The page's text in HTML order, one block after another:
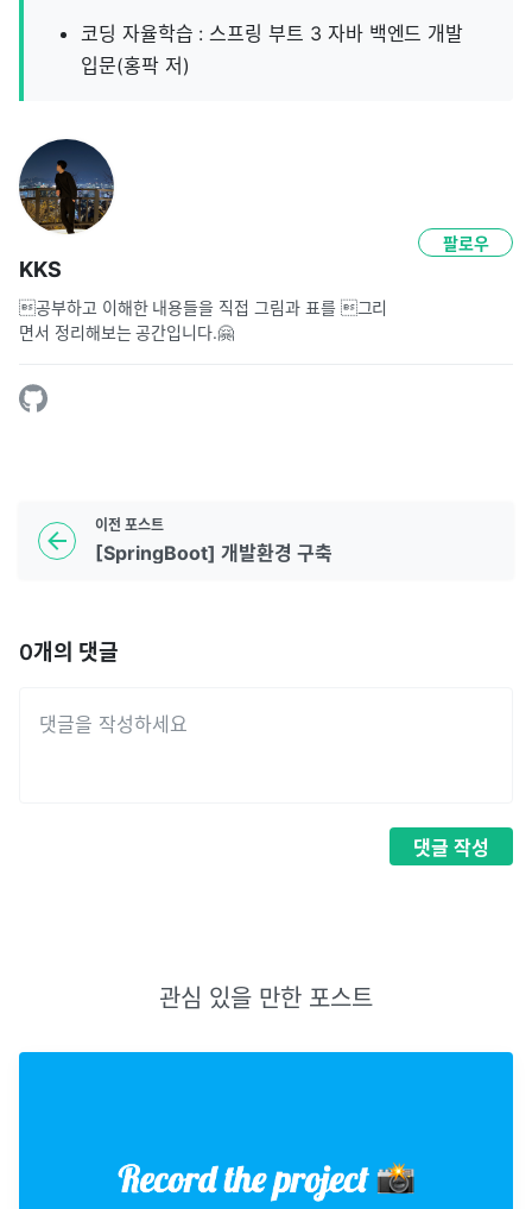
코딩 자율학습 : 스프링 부트 3 자바 백엔드 개발
입문(홍팍 저)
KKS
공부하고 이해한 내용들을 직접 그림과 표를 그리
면서 정리해보는 공간입니다.🤗
팔로우
이전 포스트
[SpringBoot] 개발환경 구축
0개의 댓글
댓글 작성
관심 있을 만한 포스트